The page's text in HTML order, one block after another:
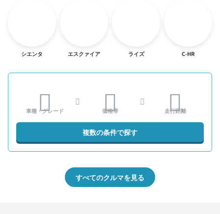
シエンタ エスクァイア ライズ C-HR
車種・グレード 価格帯 走行距離
複数の条件で探す
すべてのクルマを見る